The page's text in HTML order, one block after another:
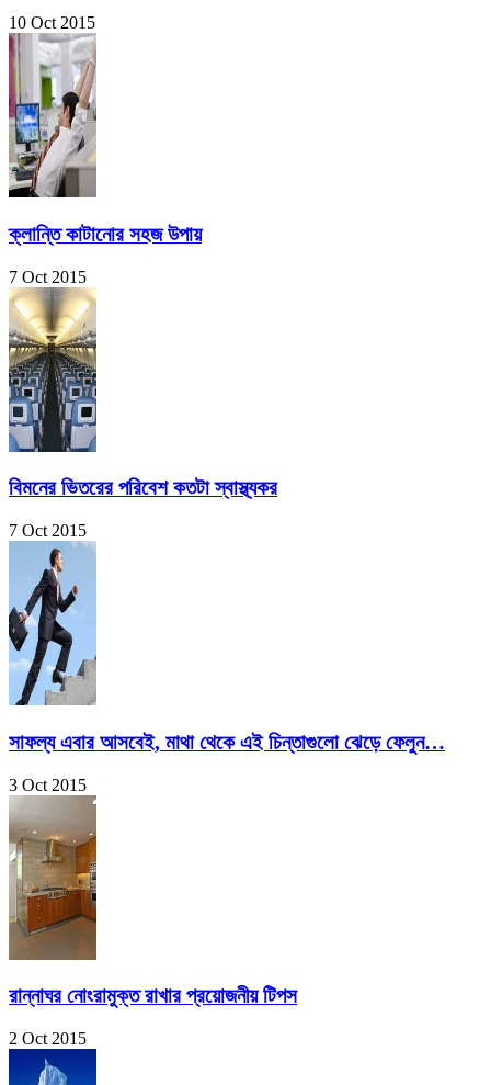
10 Oct 2015
ক্লান্তি কাটানোর সহজ উপায়
7 Oct 2015
বিমনের ভিতরের পরিবেশ কতটা স্বাস্থ্যকর
7 Oct 2015
সাফল্য এবার আসবেই, মাথা থেকে এই চিন্তাগুলো ঝেড়ে ফেলুন…
3 Oct 2015
রান্নাঘর নোংরামুক্ত রাখার প্রয়োজনীয় টিপস
2 Oct 2015